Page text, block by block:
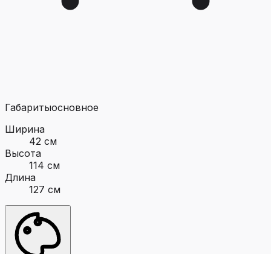
Габаритыосновное
Ширина
42 см
Высота
114 см
Длина
127 см